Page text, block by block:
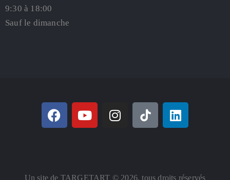
9:30 à 18:00
Sauf le dimanche
Un site de TARGETART © 2026. tous droits réservés